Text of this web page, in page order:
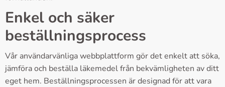
Enkel och säker
beställningsprocess
Vår användarvänliga webbplattform gör det enkelt att söka,
jämföra och beställa läkemedel från bekvämligheten av ditt
eget hem. Beställningsprocessen är designad för att vara